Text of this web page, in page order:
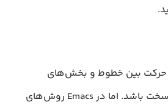
حرکت بین خطوط و بخش‌های
مختلف ممکن است سخت باشد. اما در Emacs روش‌های